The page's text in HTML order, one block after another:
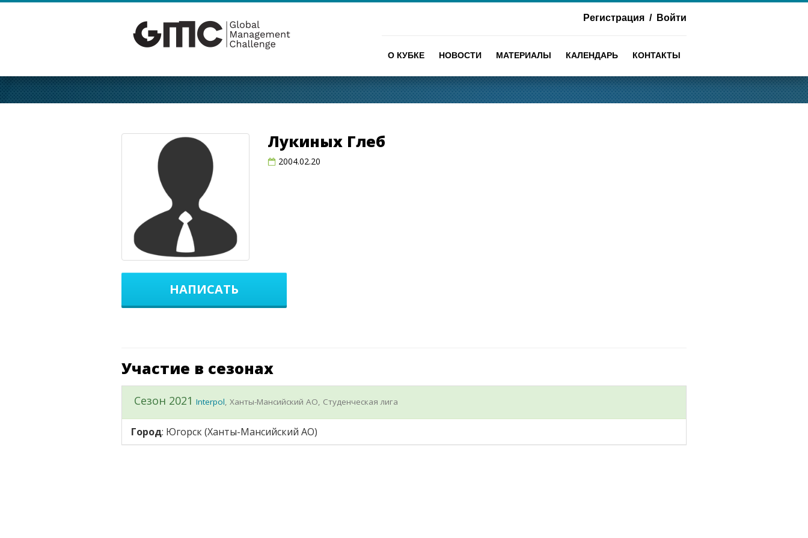
Регистрация / Войти
О КУБКЕ НОВОСТИ МАТЕРИАЛЫ КАЛЕНДАРЬ КОНТАКТЫ
НАПИСАТЬ
Лукиных Глеб
2004.02.20
Участие в сезонах
Сезон 2021 Interpol, Ханты-Мансийский АО, Студенческая лига
Город: Югорск (Ханты-Мансийский АО)